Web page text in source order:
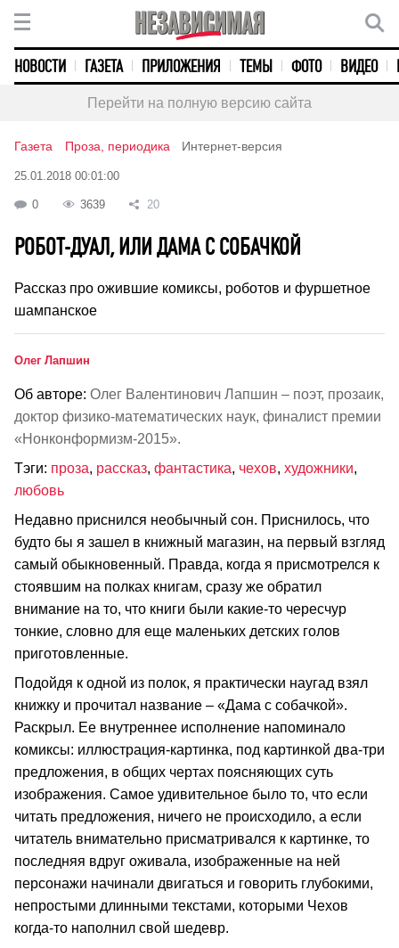
НОВОСТИ ГАЗЕТА ПРИЛОЖЕНИЯ ТЕМЫ ФОТО ВИДЕО
Перейти на полную версию сайта
Газета Проза, периодика Интернет-версия
25.01.2018 00:01:00
0 3639 20
РОБОТ-ДУАЛ, ИЛИ ДАМА С СОБАЧКОЙ
Рассказ про ожившие комиксы, роботов и фуршетное
шампанское
Олег Лапшин
Об авторе: Олег Валентинович Лапшин – поэт, прозаик,
доктор физико-математических наук, финалист премии
«Нонконформизм-2015».
Тэги: проза, рассказ, фантастика, чехов, художники,
любовь
Недавно приснился необычный сон. Приснилось, что
будто бы я зашел в книжный магазин, на первый взгляд
самый обыкновенный. Правда, когда я присмотрелся к
стоявшим на полках книгам, сразу же обратил
внимание на то, что книги были какие-то чересчур
тонкие, словно для еще маленьких детских голов
приготовленные.
Подойдя к одной из полок, я практически наугад взял
книжку и прочитал название – «Дама с собачкой».
Раскрыл. Ее внутреннее исполнение напоминало
комиксы: иллюстрация-картинка, под картинкой два-три
предложения, в общих чертах поясняющих суть
изображения. Самое удивительное было то, что если
читать предложения, ничего не происходило, а если
читатель внимательно присматривался к картинке, то
последняя вдруг оживала, изображенные на ней
персонажи начинали двигаться и говорить глубокими,
непростыми длинными текстами, которыми Чехов
когда-то наполнил свой шедевр.